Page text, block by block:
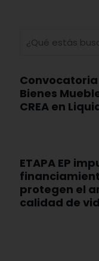
Bienes
CREA en
ETAPA EP
protegen el
calidad de